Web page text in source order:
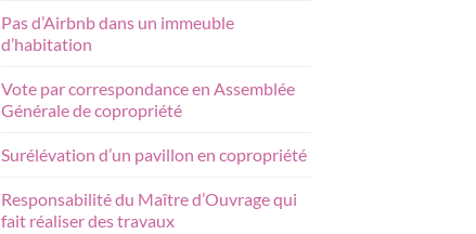
Pas d’Airbnb dans un immeuble
d’habitation
Vote par correspondance en Assemblée
Générale de copropriété
Surélévation d’un pavillon en copropriété
Responsabilité du Maître d’Ouvrage qui
fait réaliser des travaux